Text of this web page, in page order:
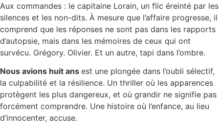
Aux commandes : le capitaine Lorain, un flic éreinté par les
silences et les non-dits. À mesure que l’affaire progresse, il
comprend que les réponses ne sont pas dans les rapports
d’autopsie, mais dans les mémoires de ceux qui ont
survécu. Grégory. Olivier. Et un autre, tapi dans l’ombre.
Nous avions huit ans est une plongée dans l’oubli sélectif,
la culpabilité et la résilience. Un thriller où les apparences
protègent les plus dangereux, et où grandir ne signifie pas
forcément comprendre. Une histoire où l’enfance, au lieu
d’innocenter, accuse.